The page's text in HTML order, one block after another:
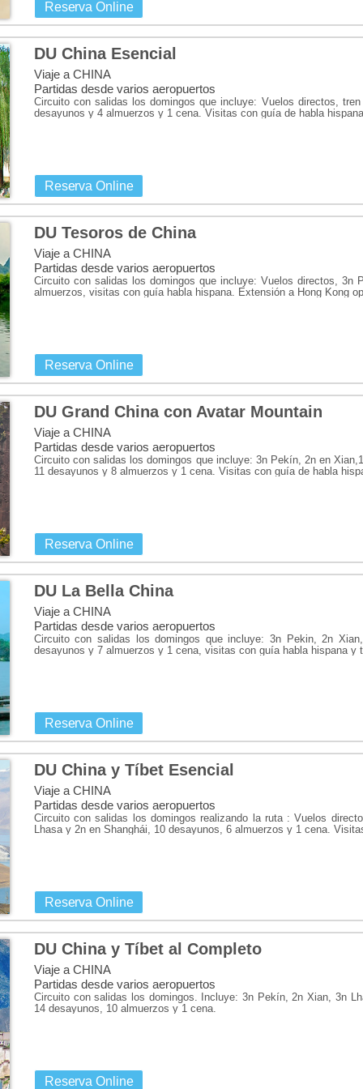
sus cuevas decoradas con
Consulta nuestras ofertas de
precio.
Reserva Online
DU China Esencial
Viaje a CHINA
Partidas desde varios aeropuertos
Circuito con salidas los domingos que incluye: Vuelos directos,
desayunos y 4 almuerzos y 1 cena. Visitas con guía de habla
Reserva Online
DU Tesoros de China
Viaje a CHINA
Partidas desde varios aeropuertos
Circuito con salidas los domingos que incluye: Vuelos directos,
almuerzos, visitas con guía habla hispana. Extensión a Hong Kong
Reserva Online
DU Grand China con Avatar Mountain
Viaje a CHINA
Partidas desde varios aeropuertos
Circuito con salidas los domingos que incluye: 3n Pekín, 2n en
11 desayunos y 8 almuerzos y 1 cena. Visitas con guía de habla
Reserva Online
DU La Bella China
Viaje a CHINA
Partidas desde varios aeropuertos
Circuito con salidas los domingos que incluye: 3n Pekin, 2n
desayunos y 7 almuerzos y 1 cena, visitas con guía habla hispana y
Reserva Online
DU China y Tíbet Esencial
Viaje a CHINA
Partidas desde varios aeropuertos
Circuito con salidas los domingos realizando la ruta : Vuelos
Lhasa y 2n en Shanghái, 10 desayunos, 6 almuerzos y 1 cena.
Reserva Online
DU China y Tíbet al Completo
Viaje a CHINA
Partidas desde varios aeropuertos
Circuito con salidas los domingos. Incluye: 3n Pekín, 2n Xian, 3n
14 desayunos, 10 almuerzos y 1 cena.
Reserva Online